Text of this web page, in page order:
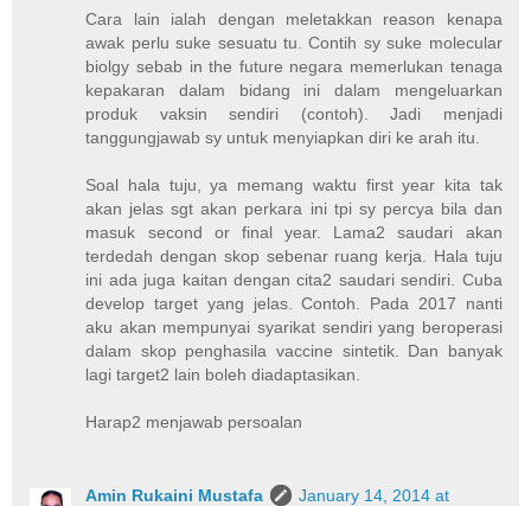
Cara lain ialah dengan meletakkan reason kenapa
awak perlu suke sesuatu tu. Contih sy suke molecular
biolgy sebab in the future negara memerlukan tenaga
kepakaran dalam bidang ini dalam mengeluarkan
produk vaksin sendiri (contoh). Jadi menjadi
tanggungjawab sy untuk menyiapkan diri ke arah itu.
Soal hala tuju, ya memang waktu first year kita tak
akan jelas sgt akan perkara ini tpi sy percya bila dan
masuk second or final year. Lama2 saudari akan
terdedah dengan skop sebenar ruang kerja. Hala tuju
ini ada juga kaitan dengan cita2 saudari sendiri. Cuba
develop target yang jelas. Contoh. Pada 2017 nanti
aku akan mempunyai syarikat sendiri yang beroperasi
dalam skop penghasila vaccine sintetik. Dan banyak
lagi target2 lain boleh diadaptasikan.
Harap2 menjawab persoalan
Amin Rukaini Mustafa
January 14, 2014 at